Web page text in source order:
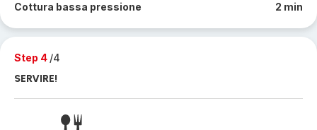
Cottura bassa pressione 2 min
Step 4 /4
SERVIRE!